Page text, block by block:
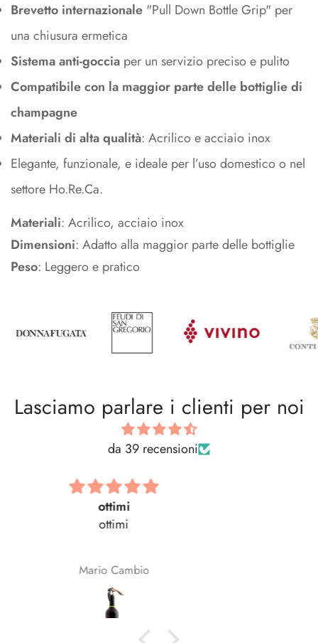
Brevetto internazionale "Pull Down Bottle Grip" per
una chiusura ermetica
Sistema anti-goccia per un servizio preciso e pulito
Compatibile con la maggior parte delle bottiglie di
champagne
Materiali di alta qualità: Acrilico e acciaio inox
Elegante, funzionale, e ideale per l’uso domestico o nel
settore Ho.Re.Ca.
Materiali: Acrilico, acciaio inox
Dimensioni: Adatto alla maggior parte delle bottiglie
Peso: Leggero e pratico
Lasciamo parlare i clienti per noi
da 39 recensioni
Bellissima! Tutto
Bellissima! Tutto perfetto
Enrica Ronchini